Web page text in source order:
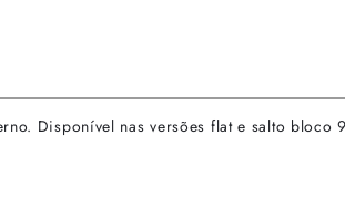
Disponível nas versões flat e salto bloco